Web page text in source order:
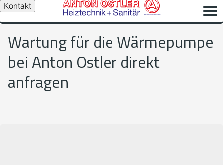
Kontakt
Wartung für die Wärmepumpe
bei Anton Ostler direkt
anfragen